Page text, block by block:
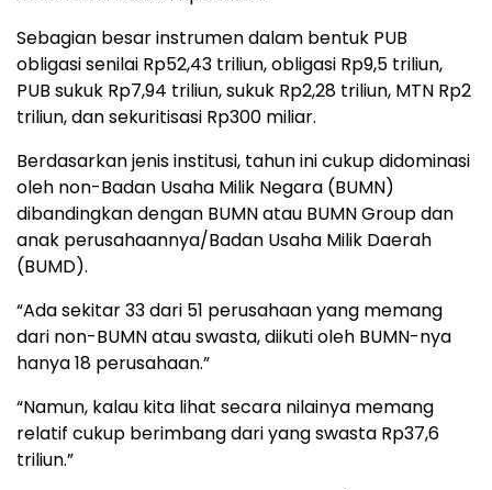
Sebagian besar instrumen dalam bentuk PUB
obligasi senilai Rp52,43 triliun, obligasi Rp9,5 triliun,
PUB sukuk Rp7,94 triliun, sukuk Rp2,28 triliun, MTN Rp2
triliun, dan sekuritisasi Rp300 miliar.
Berdasarkan jenis institusi, tahun ini cukup didominasi
oleh non-Badan Usaha Milik Negara (BUMN)
dibandingkan dengan BUMN atau BUMN Group dan
anak perusahaannya/Badan Usaha Milik Daerah
(BUMD).
“Ada sekitar 33 dari 51 perusahaan yang memang
dari non-BUMN atau swasta, diikuti oleh BUMN-nya
hanya 18 perusahaan.”
“Namun, kalau kita lihat secara nilainya memang
relatif cukup berimbang dari yang swasta Rp37,6
triliun.”